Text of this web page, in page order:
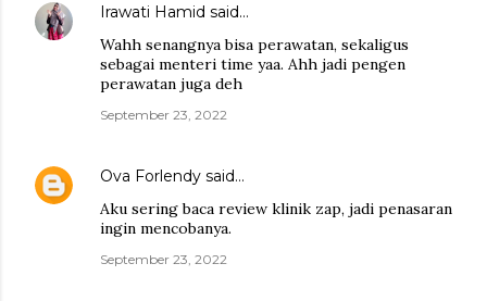
Irawati Hamid said…
Wahh senangnya bisa perawatan, sekaligus
sebagai menteri time yaa. Ahh jadi pengen
perawatan juga deh
September 23, 2022
Ova Forlendy said…
Aku sering baca review klinik zap, jadi penasaran
ingin mencobanya.
September 23, 2022